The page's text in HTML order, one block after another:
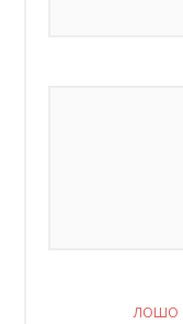
ЛОШО